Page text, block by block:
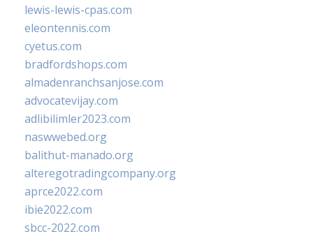
lewis-lewis-cpas.com
eleontennis.com
cyetus.com
bradfordshops.com
almadenranchsanjose.com
advocatevijay.com
adlibilimler2023.com
naswwebed.org
balithut-manado.org
alteregotradingcompany.org
aprce2022.com
ibie2022.com
sbcc-2022.com